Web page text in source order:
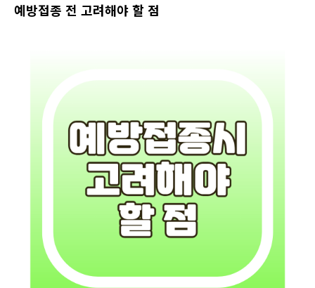
예방접종 전 고려해야 할 점